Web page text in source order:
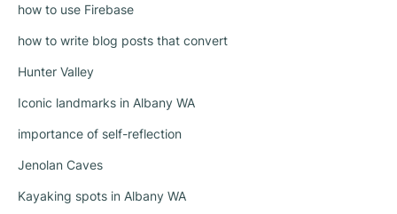
how to use Firebase
how to write blog posts that convert
Hunter Valley
Iconic landmarks in Albany WA
importance of self-reflection
Jenolan Caves
Kayaking spots in Albany WA